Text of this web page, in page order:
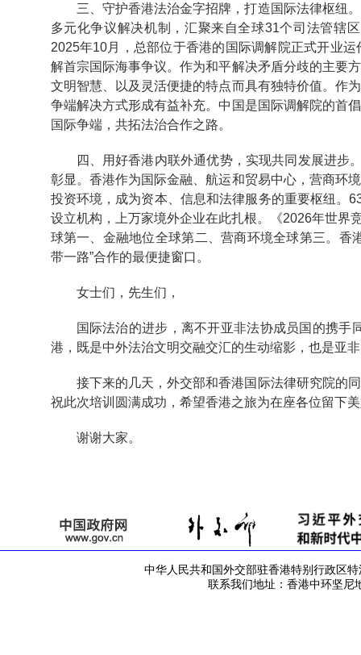
三、守护香港法治金字招牌，打造国际法律枢纽
多元化争议解决机制，汇聚来自全球31个司法管辖
2025年10月，总部位于香港的国际调解院正式开业
解首宗国际海事争议。作为和平解决矛盾分歧的主要
文明智慧、以及灵活便捷的特点而具有独特价值。作
争端解决方式形成有益补充。中国是国际调解院的首
国际争端，共拓法治合作之路。
四、用好香港内联外通优势，实现共同发展进步
彰显。香港作为国际金融、航运和贸易中心，营商环
投资环境，成为资本、信息和法律服务的重要枢纽。
设立机构，上万家境外企业在此扎根。《2026年世界
球第一、金融地位全球第二、营商环境全球第三。香
带一路”合作的最便捷窗口。
女士们，先生们，
国际法治的进步，离不开亚非法协成员国的携手
港，既是中外法治文明交融交汇的生动缩影，也是亚
接下来的几天，外交部和香港国际法律研究院的
祝此次培训圆满成功，希望香港之旅为在座各位留下
谢谢大家。
中华人民共和国外交部驻香港特别行政区特
联系我们地址：香港中环坚尼